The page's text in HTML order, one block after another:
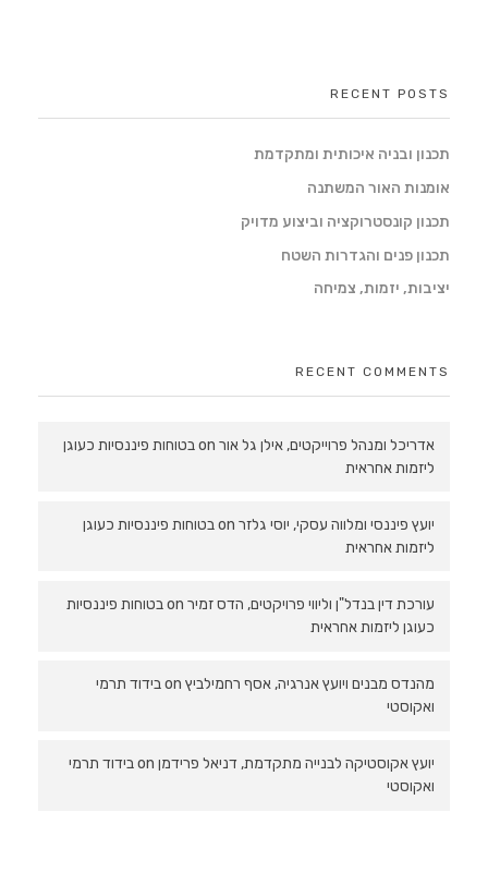
RECENT POSTS
תכנון ובניה איכותית ומתקדמת
אומנות האור המשתנה
תכנון קונסטרוקציה וביצוע מדויק
תכנון פנים והגדרות השטח
יציבות, יזמות, צמיחה
RECENT COMMENTS
אדריכל ומנהל פרוייקטים, אילן גל אור
בטוחות פיננסיות כעוגן
ליזמות אחראית
יועץ פיננסי ומלווה עסקי, יוסי גלזר
בטוחות פיננסיות כעוגן
ליזמות אחראית
עורכת דין בנדל"ן וליווי פרויקטים, הדס זמיר
בטוחות פיננסיות
כעוגן ליזמות אחראית
מהנדס מבנים ויועץ אנרגיה, אסף רחמילביץ
בידוד תרמי
ואקוסטי
יועץ אקוסטיקה לבנייה מתקדמת, דניאל פרידמן
בידוד תרמי
ואקוסטי